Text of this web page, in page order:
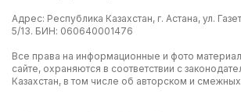
Адрес: Республика Казахстан, г. Астана, ул.
5/13. БИН: 060640001476
Все права на информационные и фото
сайте, охраняются в соответствии с
Казахстан, в том числе об авторском и